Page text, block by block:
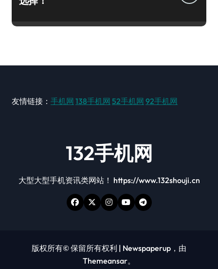
友情链接： 手机网 138手机网 52手机网 92手机网
132手机网
大型大型手机资讯类网站！ https://www.132shouji.cn
版权所有© 保留所有权利 | Newspaperup ，由
Themeansar。